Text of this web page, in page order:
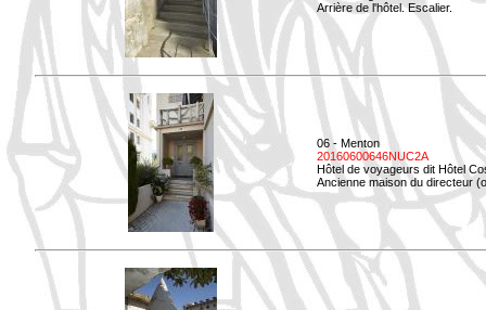
Arrière de l'hôtel. Escalier.
06 - Menton
20160600646NUC2A
Hôtel de voyageurs dit Hôtel
Ancienne maison du directeur